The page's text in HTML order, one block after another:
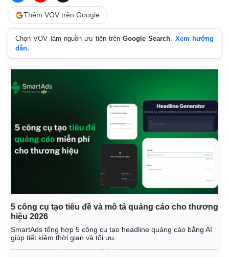
Thêm VOV trên Google
Chọn VOV làm nguồn ưu tiên trênGoogle Search. Xem hướng
dẫn.
5 công cụ tạo tiêu đề và mô tả quảng cáo cho thương
hiệu 2026
SmartAds tổng hợp 5 công cụ tạo headline quảng cáo bằng AI
giúp tiết kiệm thời gian và tối ưu.